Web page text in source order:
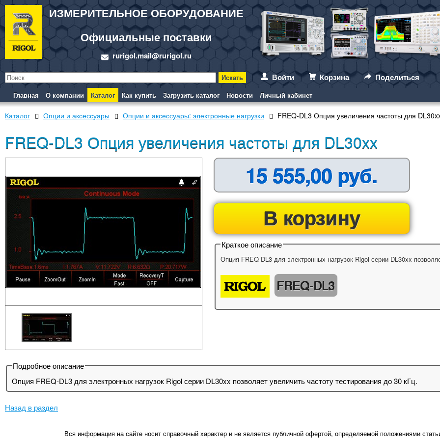
ИЗМЕРИТЕЛЬНОЕ ОБОРУДОВАНИЕ
Официальные поставки
rurigol.mail@rurigol.ru
Войти
Корзина Поделиться
Главная О компании Каталог Как купить Загрузить каталог Новости Личный кабинет
Каталог Опции и аксессуары Опции и аксессуары: электронные нагрузки FREQ-DL3 Опция увеличения частоты для
FREQ-DL3 Опция увеличения частоты для DL30xx
15 555,00 руб.
В корзину
Краткое описание
Опция FREQ-DL3 для электронных нагрузок Rigol серии DL30xx
FREQ-DL3
Подробное описание
Опция FREQ-DL3 для электронных нагрузок Rigol серии DL30xx позволяет увеличить частоту тестирования до 30 кГц.
Назад в раздел
Вся информация на сайте носит справочный характер и не является публичной офертой, определяемой положениями